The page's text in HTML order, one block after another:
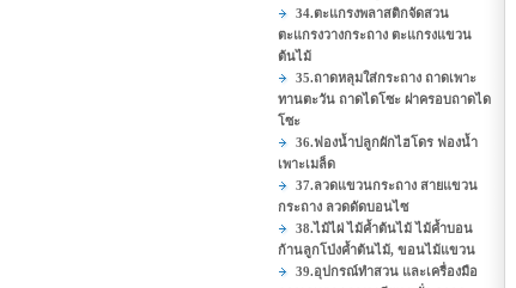
34.ตะแกรงพลาสติกจัดสวน
ตะแกรงวางกระถาง ตะแกรงแขวน
ต้นไม้
35.ถาดหลุมใส่กระถาง ถาดเพาะ
ทานตะวัน ถาดไดโซะ ฝาครอบถาดได
โซะ
36.ฟองน้ำปลูกผักไฮโดร ฟองน้ำ
เพาะเมล็ด
37.ลวดแขวนกระถาง สายแขวน
กระถาง ลวดดัดบอนไซ
38.ไม้ไผ่ ไม้ค้ำต้นไม้ ไม้ค้ำบอน
ก้านลูกโป่งค้ำต้นไม้, ขอนไม้แขวน
39.อุปกรณ์ทำสวน และเครื่องมือ